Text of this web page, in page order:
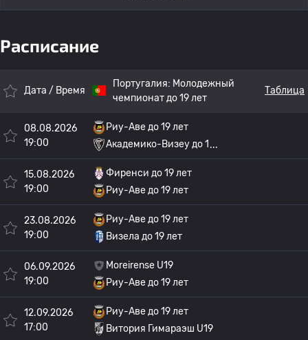
Расписание
Дата / Время
Португалия: Молодежный
чемпионат до 19 лет
Таблица
08.08.2026
19:00
Риу-Аве до 19 лет
Академико-Визеу до 1
15.08.2026
19:00
Фиренси до 19 лет
Риу-Аве до 19 лет
23.08.2026
19:00
Риу-Аве до 19 лет
Визела до 19 лет
06.09.2026
19:00
Moreirense U19
Риу-Аве до 19 лет
12.09.2026
17:00
Риу-Аве до 19 лет
Витория Гимараэш U19